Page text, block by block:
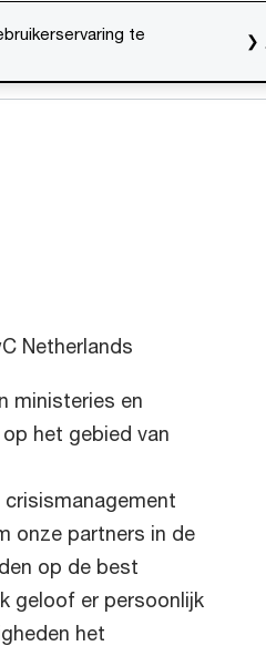
Netherlands
ministeries en
het gebied van
onze partners in de
op de best
geloof er persoonlijk
het
te